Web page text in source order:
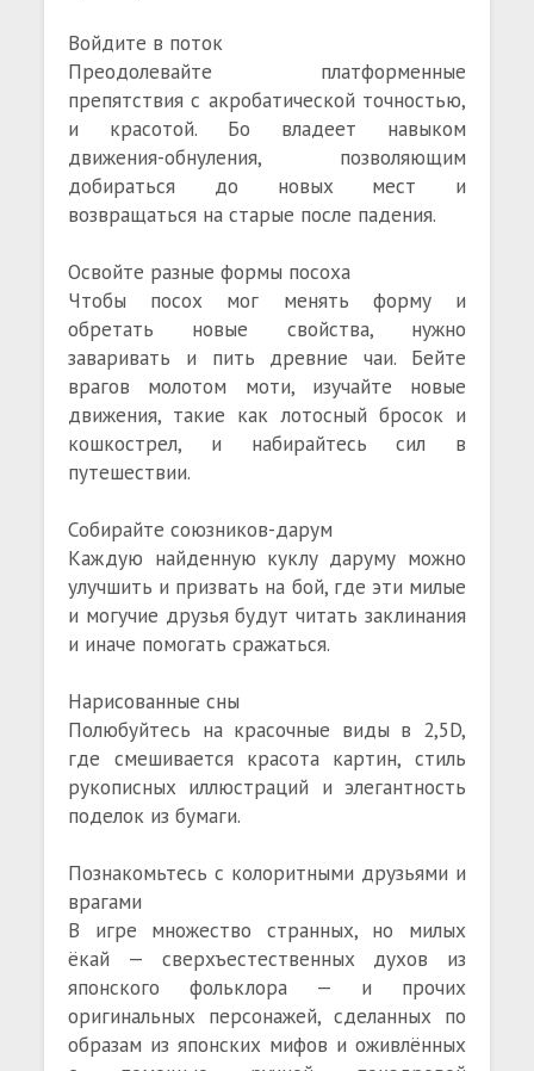
Войдите в поток
Преодолевайте платформенные
препятствия с акробатической точностью,
и красотой. Бо владеет навыком
движения-обнуления, позволяющим
добираться до новых мест и
возвращаться на старые после падения.
Освойте разные формы посоха
Чтобы посох мог менять форму и
обретать новые свойства, нужно
заваривать и пить древние чаи. Бейте
врагов молотом моти, изучайте новые
движения, такие как лотосный бросок и
кошкострел, и набирайтесь сил в
путешествии.
Собирайте союзников-дарум
Каждую найденную куклу даруму можно
улучшить и призвать на бой, где эти милые
и могучие друзья будут читать заклинания
и иначе помогать сражаться.
Нарисованные сны
Полюбуйтесь на красочные виды в 2,5D,
где смешивается красота картин, стиль
рукописных иллюстраций и элегантность
поделок из бумаги.
Познакомьтесь с колоритными друзьями и
врагами
В игре множество странных, но милых
ёкай — сверхъестественных духов из
японского фольклора — и прочих
оригинальных персонажей, сделанных по
образам из японских мифов и оживлённых